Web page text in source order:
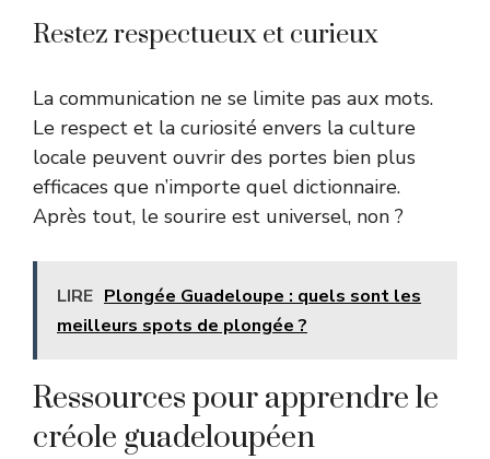
Restez respectueux et curieux
La communication ne se limite pas aux mots.
Le respect et la curiosité envers la culture
locale peuvent ouvrir des portes bien plus
efficaces que n’importe quel dictionnaire.
Après tout, le sourire est universel, non ?
LIRE Plongée Guadeloupe : quels sont les
meilleurs spots de plongée ?
Ressources pour apprendre le
créole guadeloupéen